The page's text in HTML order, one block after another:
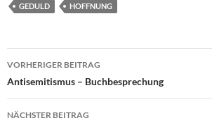
GEDULD HOFFNUNG
Beitragsnavigation
VORHERIGER BEITRAG
Antisemitismus – Buchbesprechung
NÄCHSTER BEITRAG